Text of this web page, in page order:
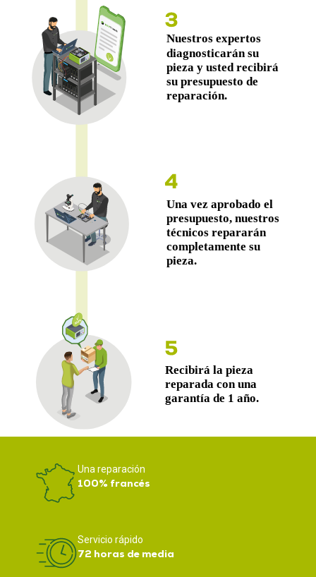
Una reparación
100% francés
Servicio rápido
72 horas de media